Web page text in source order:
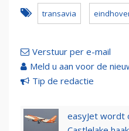
transavia
Verstuur per e-mail
Meld u aan voor de
Tip de redactie
easyJet wordt